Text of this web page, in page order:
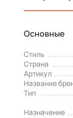
Основные
Стиль
Страна
Артикул
Название
Тип
Назначение